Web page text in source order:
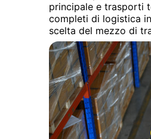
principale e trasporti
completi di logistica
scelta del mezzo di